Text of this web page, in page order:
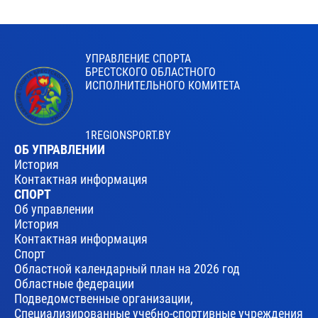
УПРАВЛЕНИЕ СПОРТА
БРЕСТСКОГО ОБЛАСТНОГО
ИСПОЛНИТЕЛЬНОГО КОМИТЕТА
1REGIONSPORT.BY
ОБ УПРАВЛЕНИИ
История
Контактная информация
СПОРТ
Об управлении
История
Контактная информация
Спорт
Областной календарный план на 2026 год
Областные федерации
Подведомственные организации,
Специализированные учебно-спортивные учреждения